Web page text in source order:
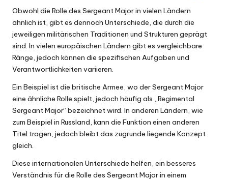
Obwohl die Rolle des Sergeant Major in vielen Ländern
ähnlich ist, gibt es dennoch Unterschiede, die durch die
jeweiligen militärischen Traditionen und Strukturen geprägt
sind. In vielen europäischen Ländern gibt es vergleichbare
Ränge, jedoch können die spezifischen Aufgaben und
Verantwortlichkeiten variieren.
Ein Beispiel ist die britische Armee, wo der Sergeant Major
eine ähnliche Rolle spielt, jedoch häufig als „Regimental
Sergeant Major“ bezeichnet wird. In anderen Ländern, wie
zum Beispiel in Russland, kann die Funktion einen anderen
Titel tragen, jedoch bleibt das zugrunde liegende Konzept
gleich.
Diese internationalen Unterschiede helfen, ein besseres
Verständnis für die Rolle des Sergeant Major in einem